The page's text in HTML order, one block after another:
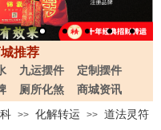
>> 化解转运 >> 道法灵符
九运摆件
定制摆件
厕所化煞 商城资讯
推荐